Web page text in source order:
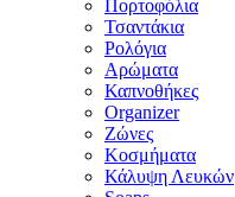
Πορτοφόλια
Τσαντάκια
Ρολόγια
Αρώματα
Καπνοθήκες
Organizer
Ζώνες
Κοσμήματα
Κάλυψη Λευκών